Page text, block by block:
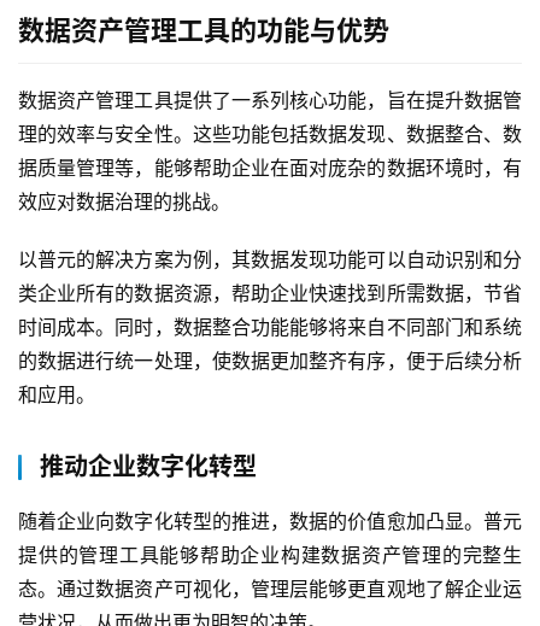
最
新
活
数据资产管理工具的功能与优势
数据资产管理工具提供了一系列核心功能，旨在提升数据管
理的效率与安全性。这些功能包括数据发现、数据整合、数
据质量管理等，能够帮助企业在面对庞杂的数据环境时，有
效应对数据治理的挑战。
以普元的解决方案为例，其数据发现功能可以自动识别和分
类企业所有的数据资源，帮助企业快速找到所需数据，节省
时间成本。同时，数据整合功能能够将来自不同部门和系统
的数据进行统一处理，使数据更加整齐有序，便于后续分析
和应用。
推动企业数字化转型
随着企业向数字化转型的推进，数据的价值愈加凸显。普元
提供的管理工具能够帮助企业构建数据资产管理的完整生
态。通过数据资产可视化，管理层能够更直观地了解企业运